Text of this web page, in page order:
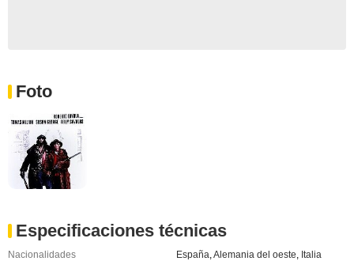
Foto
Especificaciones técnicas
Nacionalidades España Alemania del oeste Italia